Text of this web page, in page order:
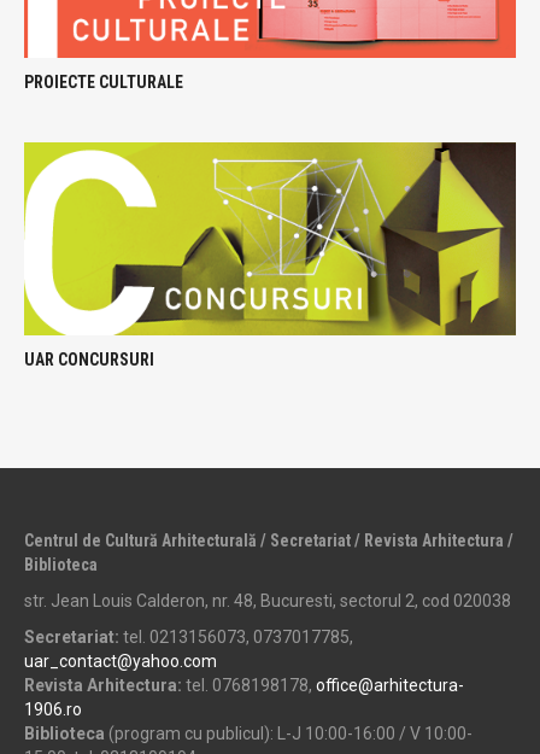
PROIECTE CULTURALE
UAR CONCURSURI
Centrul de Cultură Arhitecturală / Secretariat / Revista Arhitectura /
Biblioteca
str. Jean Louis Calderon, nr. 48, Bucuresti, sectorul 2, cod 020038
Secretariat: tel. 0213156073, 0737017785,
uar_contact@yahoo.com
Revista Arhitectura: tel. 0768198178, office@arhitectura-
1906.ro
Biblioteca (program cu publicul): L-J 10:00-16:00 / V 10:00-